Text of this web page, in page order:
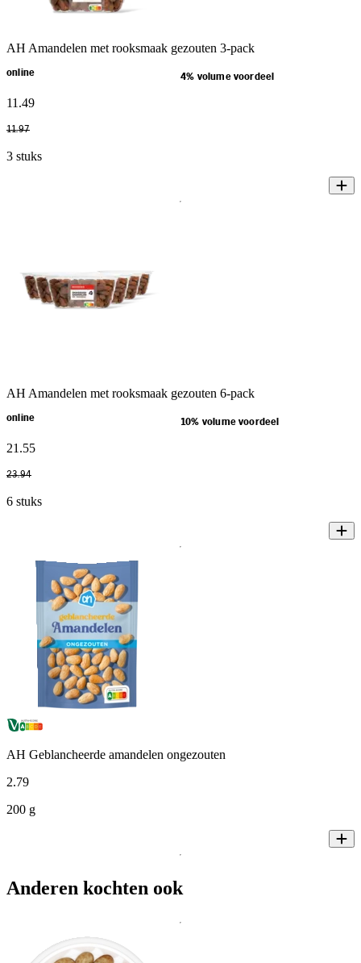
AH Amandelen met rooksmaak gezouten 3-pack
online 4% volume voordeel
11 .49
11.97
3 stuks
AH Amandelen met rooksmaak gezouten 6-pack
online 10% volume voordeel
21 .55
23.94
6 stuks
AH Geblancheerde amandelen ongezouten
2.79
200 g
Anderen kochten ook